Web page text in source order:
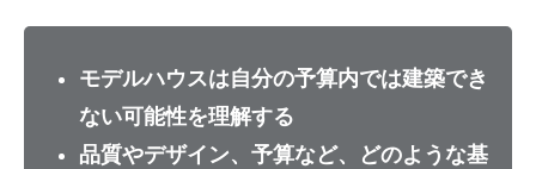
モデルハウスは自分の予算内では建築でき
ない可能性を理解する
品質やデザイン、予算など、どのような基